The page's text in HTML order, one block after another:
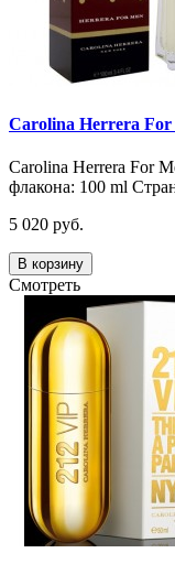
Carolina Herrera For
Carolina Herrera For
флакона: 100 ml
5 020 руб.
В корзину
Смотреть